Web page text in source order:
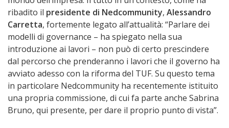
ribadito il presidente di Nedcommunity, Alessandro
Carretta, fortemente legato all’attualità: “Parlare dei
modelli di governance – ha spiegato nella sua
introduzione ai lavori – non può di certo prescindere
dal percorso che prenderanno i lavori che il governo ha
avviato adesso con la riforma del TUF. Su questo tema
in particolare Nedcommunity ha recentemente istituito
una propria commissione, di cui fa parte anche Sabrina
Bruno, qui presente, per dare il proprio punto di vista”.